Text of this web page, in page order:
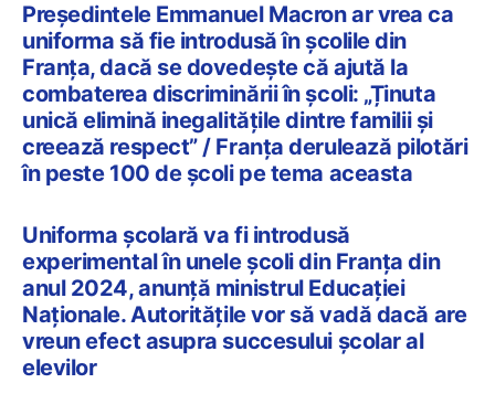
Președintele Emmanuel Macron ar vrea ca
uniforma să fie introdusă în școlile din
Franța, dacă se dovedește că ajută la
combaterea discriminării în școli: „Ținuta
unică elimină inegalitățile dintre familii și
creează respect” / Franța derulează pilotări
în peste 100 de școli pe tema aceasta
Uniforma școlară va fi introdusă
experimental în unele școli din Franța din
anul 2024, anunță ministrul Educației
Naționale. Autoritățile vor să vadă dacă are
vreun efect asupra succesului școlar al
elevilor